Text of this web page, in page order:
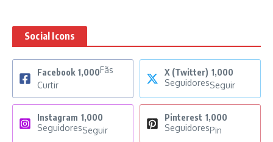
Social Icons
Facebook 1,000Fãs
Curtir
X (Twitter) 1,000
SeguidoresSeguir
Instagram 1,000
SeguidoresSeguir
Pinterest 1,000
SeguidoresPin